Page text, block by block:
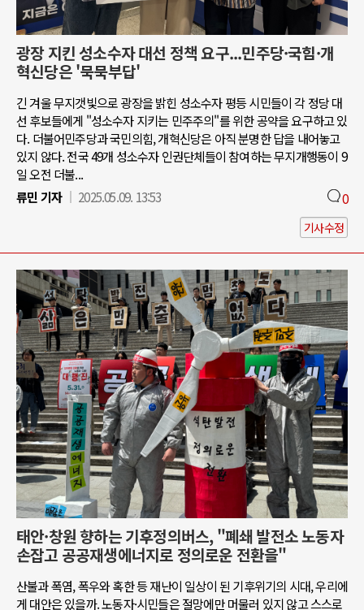
광장 지킨 성소수자 대선 정책 요구...민주당·국힘·개
혁신당은 '묵묵부답'
긴 겨울 무지갯빛으로 광장을 밝힌 성소수자 평등 시민들이 각 정당 대
선 후보들에게 "성소수자 지키는 민주주의"를 위한 공약을 요구하고 있
다. 더불어민주당과 국민의힘, 개혁신당은 아직 분명한 답을 내어놓고
있지 않다. 전국 49개 성소수자 인권단체들이 참여하는 무지개행동이 9
일 오전 더불...
류민 기자
2025.05.09. 13:53 0
기사수정
태안·창원 향하는 기후정의버스, "폐쇄 발전소 노동자
손잡고 공공재생에너지로 정의로운 전환을"
산불과 폭염, 폭우와 혹한 등 재난이 일상이 된 기후위기의 시대, 우리에
게 대안은 있을까. 노동자·시민들은 절망에만 머물러 있지 않고 스스로